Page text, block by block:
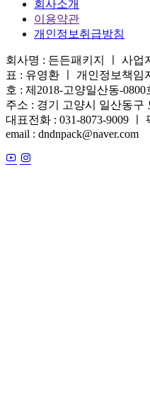
회사소개
이용약관
개인정보취급방침
회사명 : 든든패키지 ㅣ 사업
표 : 유영환 ㅣ 개인정보책임
호 : 제2018-고양일산동-0800
주소 : 경기 고양시 일산동구
대표전화 : 031-8073-9009 ㅣ
email : dndnpack@naver.com